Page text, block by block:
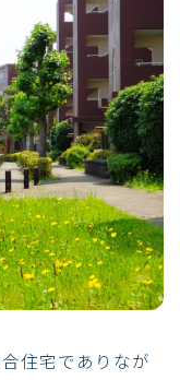
住宅でありなが